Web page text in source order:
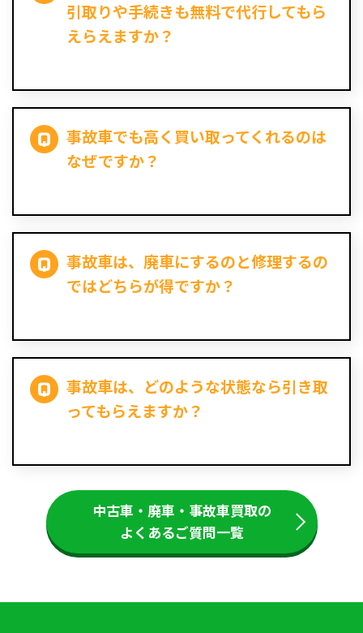
引取りや手続きも無料で代行してもら
えらえますか？
事故車でも高く買い取ってくれるのは
なぜですか？
事故車は、廃車にするのと修理するの
ではどちらが得ですか？
事故車は、どのような状態なら引き取
ってもらえますか？
中古車・廃車・事故車買取の
よくあるご質問一覧